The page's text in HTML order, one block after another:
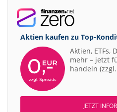
Aktien kaufen zu Top-
Aktien, ETFs,
mehr – jetzt
handeln
JETZT